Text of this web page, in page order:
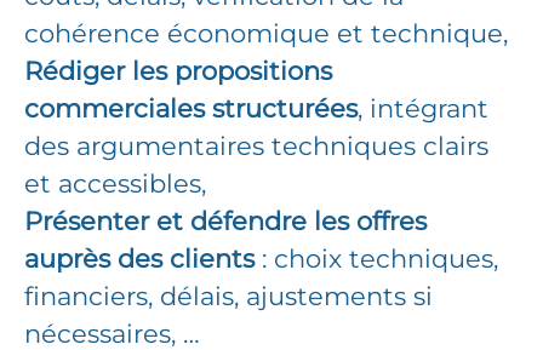
cohérence économique et technique,
Rédiger les propositions
commerciales structurées, intégrant
des argumentaires techniques clairs
et accessibles,
Présenter et défendre les offres
auprès des clients: choix techniques,
financiers, délais, ajustements si
nécessaires, …